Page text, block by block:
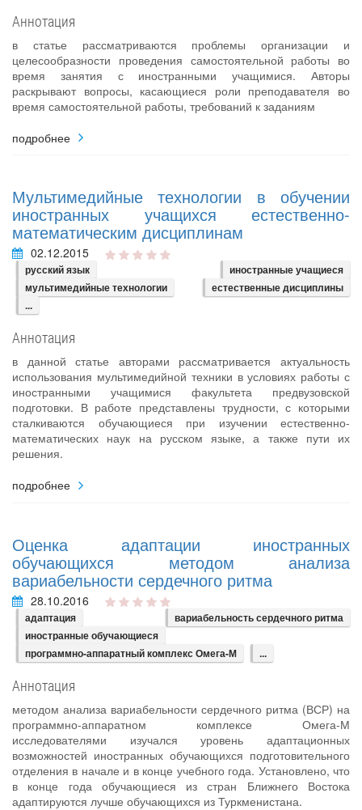
Аннотация
в статье рассматриваются проблемы организации и
целесообразности проведения самостоятельной работы во
время занятия с иностранными учащимися. Авторы
раскрывают вопросы, касающиеся роли преподавателя во
время самостоятельной работы, требований к заданиям
подробнее
Мультимедийные технологии в обучении
иностранных учащихся естественно-
математическим дисциплинам
02.12.2015
русский язык
иностранные учащиеся
мультимедийные технологии
естественные дисциплины
...
Аннотация
в данной статье авторами рассматривается актуальность
использования мультимедийной техники в условиях работы с
иностранными учащимися факультета предвузовской
подготовки. В работе представлены трудности, с которыми
сталкиваются обучающиеся при изучении естественно-
математических наук на русском языке, а также пути их
решения.
подробнее
Оценка адаптации иностранных
обучающихся методом анализа
вариабельности сердечного ритма
28.10.2016
адаптация
вариабельность сердечного ритма
иностранные обучающиеся
программно-аппаратный комплекс Омега-М
...
Аннотация
методом анализа вариабельности сердечного ритма (ВСР) на
программно-аппаратном комплексе Омега-М
исследователями изучался уровень адаптационных
возможностей иностранных обучающихся подготовительного
отделения в начале и в конце учебного года. Установлено, что
в конце года обучающиеся из стран Ближнего Востока
адаптируются лучше обучающихся из Туркменистана.